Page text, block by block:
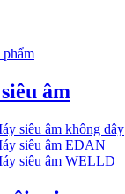
phẩm
âm
siêu âm không dây
siêu âm EDAN
siêu âm WELLD